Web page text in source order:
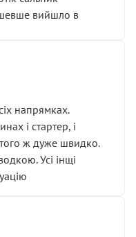
вийшло в
напрямках.
і стартер, і
ж дуже швидко.
Усі інщі